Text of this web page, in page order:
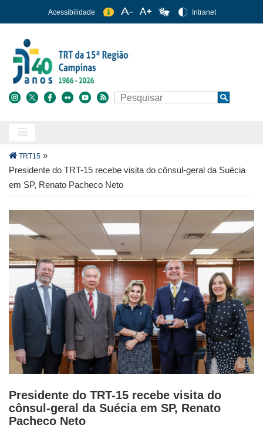
para
conteúdo
principal
Acessibilidade Intranet
Buscar Search
Trilha
de
navegação
TRT15 »
Presidente do TRT-15 recebe visita do cônsul-geral da Suécia
em SP, Renato Pacheco Neto
Presidente do TRT-15 recebe visita do
cônsul-geral da Suécia em SP, Renato
Pacheco Neto